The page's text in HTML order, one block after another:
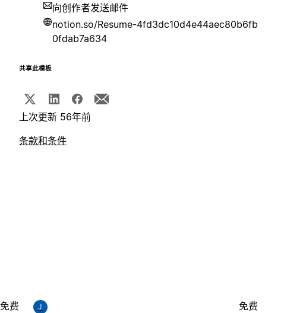
向创作者发送邮件
notion.so/Resume-4fd3dc10d4e44aec80b6fb
0fdab7a634
共享此模板
上次更新 56年前
条款和条件
免费 J 免费